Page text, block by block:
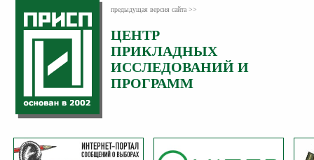
предыдущая версия сайта >>
ЦЕНТР
ПРИКЛАДНЫХ
ИССЛЕДОВАНИЙ И
ПРОГРАММ
Категория:
Аналитика